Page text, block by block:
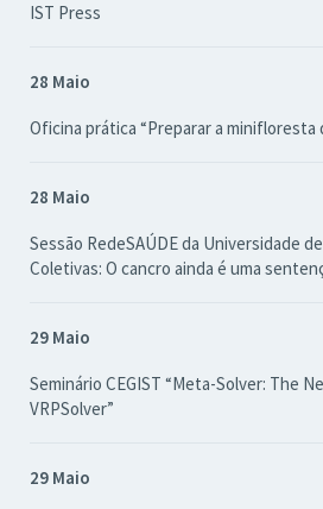
IST Press
28 Maio
Oficina prática “Preparar a minifloresta
28 Maio
Sessão RedeSAÚDE da Universidade
Coletivas: O cancro ainda é uma
29 Maio
Seminário CEGIST “Meta-Solver: The
VRPSolver”
29 Maio